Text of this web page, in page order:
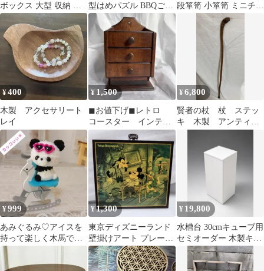
ボックス 大型 収納 置
物台 木製 レトロ ヴィ
ンテージ
型はめパズル BBQごっ
こ おままごと
段箪笥 小箪笥 ミニチェ
スト 小引き出し アンテ
¥400
木製 アクセサリート
レイ
¥ 1,500
◼︎お値下げ◼︎レトロ
コースター インテリ
ア
¥6,800
賢者の杖 杖 ステッ
キ 木製 アンティー
¥999
あみぐるみ♡アイスを
持って楽しく木馬で遊
んでいるおませなサン
グラスパンダちゃん＊
¥1,300
東京ディズニーランド
壁掛けアート プレート
木製 レトロ
¥ 19,800
水槽台 30cmキューブ用
セミオーダー 木製キャ
ビネット ハンドメイド